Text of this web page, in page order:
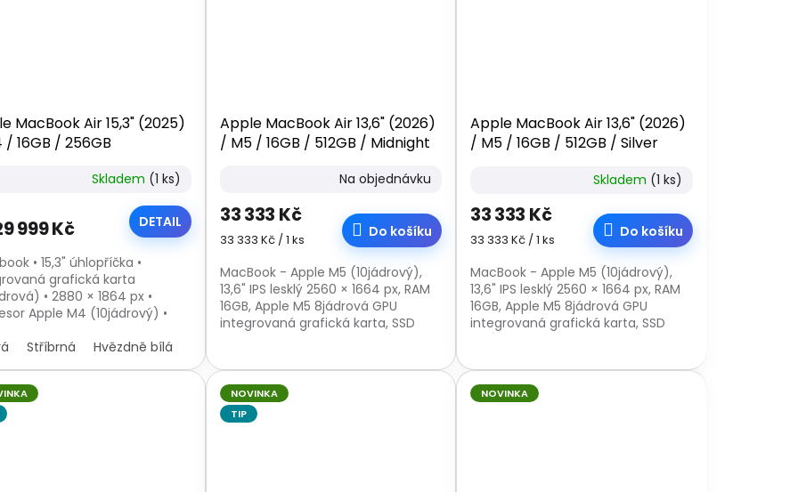
MacBook Air 15,3" (2025)
/ 16GB / 256GB
Skladem (1 ks)
999 Kč DETAIL
• 15,3" úhlopříčka •
grafická karta
• 2880 × 1864 px •
Apple M4 (10jádrový) •
Thunderbolt 4...
Stříbrná Hvězdně bílá
Apple MacBook Air 13,6" (2026)
/ M5 / 16GB / 512GB / Midnight
Na objednávku
33 333 Kč
Měrná
33 333 Kč / 1 ks Do košíku
MacBook - Apple M5 (10jádrový),
13,6" IPS lesklý 2560 × 1664 px, RAM
16GB, Apple M5 8jádrová GPU
integrovaná grafická karta, SSD
Apple MacBook Air 13,6" (2026)
/ M5 / 16GB / 512GB / Silver
Skladem (1 ks)
33 333 Kč
Měrná
33 333 Kč / 1 ks Do košíku
MacBook - Apple M5 (10jádrový),
13,6" IPS lesklý 2560 × 1664 px, RAM
16GB, Apple M5 8jádrová GPU
integrovaná grafická karta, SSD
NOVINKA
TIP
NOVINKA